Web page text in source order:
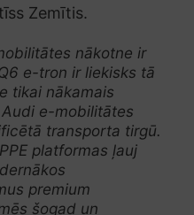
Zemītis.
nākotne ir
e-tron ir liekisks tā
tikai nākamais
Audie-mobilitātes
transporta tirgū.
PPEplatformas ļauj
premium
šogad un